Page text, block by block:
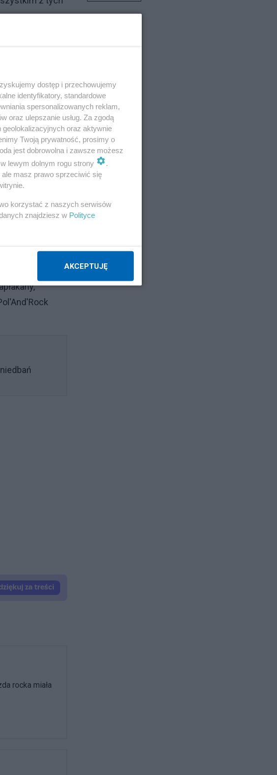
pokazała
uda kiedy
But Thieves
miał problemy
gdzie
rocka miała
dostęp i przechowujemy
identyfikatory, standardowe
spersonalizowanych reklam,
oraz ulepszanie usług. Za zgodą
oraz aktywnie
Twoją prywatność, prosimy o
jest dobrowolna i zawsze możesz
lewym dolnym rogu strony
.
masz prawo sprzeciwić się
korzystać z naszych serwisów
znajdziesz w Polityce
AKCEPTUJĘ